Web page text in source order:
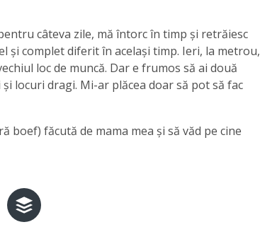
câteva zile, mă întorc în timp și retrăiesc
și complet diferit în același timp. Ieri, la metrou,
loc de muncă. Dar e frumos să ai două
locuri dragi. Mi-ar plăcea doar să pot să fac
boef) făcută de mama mea și să văd pe cine